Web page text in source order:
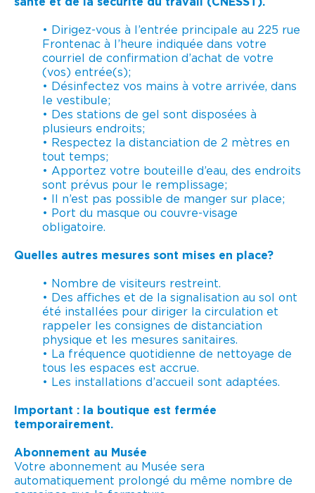
• Dirigez-vous à l’entrée principale au 225 rue
Frontenac à l’heure indiquée dans votre
courriel de confirmation d’achat de votre
(vos) entrée(s);
• Désinfectez vos mains à votre arrivée, dans
le vestibule;
• Des stations de gel sont disposées à
plusieurs endroits;
• Respectez la distanciation de 2 mètres en
tout temps;
• Apportez votre bouteille d’eau, des endroits
sont prévus pour le remplissage;
• Il n’est pas possible de manger sur place;
• Port du masque ou couvre-visage
obligatoire.
Quelles autres mesures sont mises en place?
• Nombre de visiteurs restreint.
• Des affiches et de la signalisation au sol ont
été installées pour diriger la circulation et
rappeler les consignes de distanciation
physique et les mesures sanitaires.
• La fréquence quotidienne de nettoyage de
tous les espaces est accrue.
• Les installations d’accueil sont adaptées.
Important : la boutique est fermée
temporairement.
Abonnement au Musée
Votre abonnement au Musée sera
automatiquement prolongé du même nombre de